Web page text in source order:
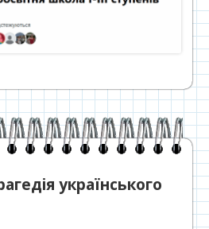
українського